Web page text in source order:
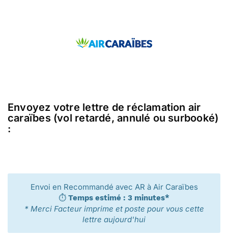
Envoyez votre lettre de réclamation air
caraïbes (vol retardé, annulé ou surbooké)
:
Envoi en Recommandé avec AR à Air Caraïbes
⏱️ Temps estimé : 3 minutes*
* Merci Facteur imprime et poste pour vous cette
lettre aujourd'hui